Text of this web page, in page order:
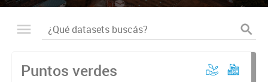
Puntos verdes